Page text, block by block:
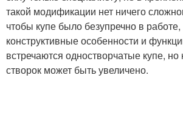
такой модификации нет ничего
чтобы купе было безупречно в
конструктивные особенности и
встречаются одностворчатые купе, но
створок может быть увеличено.